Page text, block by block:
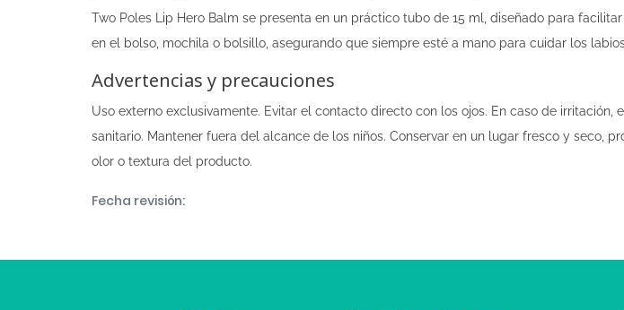
Two Poles Lip Hero Balm se presenta en un práctico tubo de 15 ml, diseñado para
en el bolso, mochila o bolsillo, asegurando que siempre esté a mano para cuidar los
Advertencias y precauciones
Uso externo exclusivamente. Evitar el contacto directo con los ojos. En caso de
sanitario. Mantener fuera del alcance de los niños. Conservar en un lugar fresco y seco,
olor o textura del producto.
Fecha revisión: